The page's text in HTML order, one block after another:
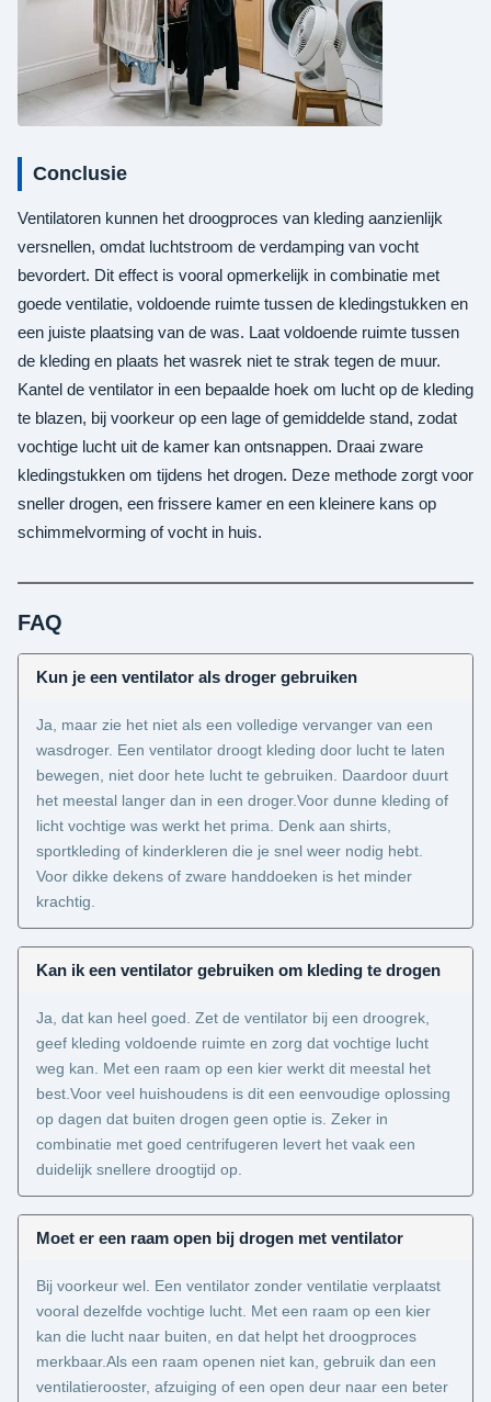
Conclusie
Ventilatoren kunnen het droogproces van kleding aanzienlijk
versnellen, omdat luchtstroom de verdamping van vocht
bevordert. Dit effect is vooral opmerkelijk in combinatie met
goede ventilatie, voldoende ruimte tussen de kledingstukken en
een juiste plaatsing van de was. Laat voldoende ruimte tussen
de kleding en plaats het wasrek niet te strak tegen de muur.
Kantel de ventilator in een bepaalde hoek om lucht op de kleding
te blazen, bij voorkeur op een lage of gemiddelde stand, zodat
vochtige lucht uit de kamer kan ontsnappen. Draai zware
kledingstukken om tijdens het drogen. Deze methode zorgt voor
sneller drogen, een frissere kamer en een kleinere kans op
schimmelvorming of vocht in huis.
FAQ
Kun je een ventilator als droger gebruiken
Ja, maar zie het niet als een volledige vervanger van een
wasdroger. Een ventilator droogt kleding door lucht te laten
bewegen, niet door hete lucht te gebruiken. Daardoor duurt
het meestal langer dan in een droger.Voor dunne kleding of
licht vochtige was werkt het prima. Denk aan shirts,
sportkleding of kinderkleren die je snel weer nodig hebt.
Voor dikke dekens of zware handdoeken is het minder
krachtig.
Kan ik een ventilator gebruiken om kleding te drogen
Ja, dat kan heel goed. Zet de ventilator bij een droogrek,
geef kleding voldoende ruimte en zorg dat vochtige lucht
weg kan. Met een raam op een kier werkt dit meestal het
best.Voor veel huishoudens is dit een eenvoudige oplossing
op dagen dat buiten drogen geen optie is. Zeker in
combinatie met goed centrifugeren levert het vaak een
duidelijk snellere droogtijd op.
Moet er een raam open bij drogen met ventilator
Bij voorkeur wel. Een ventilator zonder ventilatie verplaatst
vooral dezelfde vochtige lucht. Met een raam op een kier
kan die lucht naar buiten, en dat helpt het droogproces
merkbaar.Als een raam openen niet kan, gebruik dan een
ventilatierooster, afzuiging of een open deur naar een beter